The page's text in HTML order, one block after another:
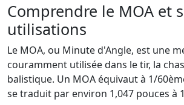
Comprendre le MOA et
utilisations
Le MOA, ou Minute d'Angle, est une
couramment utilisée dans le tir, la
balistique. Un MOA équivaut à 1/
se traduit par environ 1,047 pouces à